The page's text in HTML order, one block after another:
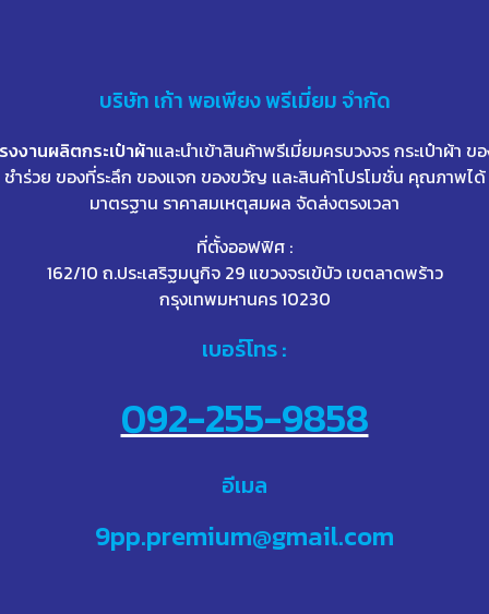
บริษัท เก้าพอเพียง พรีเมี่ยม จำกัด
งงานผลิตกระเป๋าผ้าและนำเข้าสินค้าพรีเมี่ยมครบวงจร กระเป๋าผ้า ข
ชำร่วย ของที่ระลึก ของแจก ของขวัญ และสินค้าโปรโมชั่น คุณภาพได้
มาตรฐาน ราคาสมเหตุสมผล จัดส่งตรงเวลา
ที่ตั้งออฟฟิศ :
162/10 ถ.ประเสริฐมนูกิจ 29 แขวงจรเข้บัว เขตลาดพร้าว
กรุงเทพมหานคร 10230
เบอร์โทร :
092-255-9858
อีเมล
9pp.premium@gmail.com